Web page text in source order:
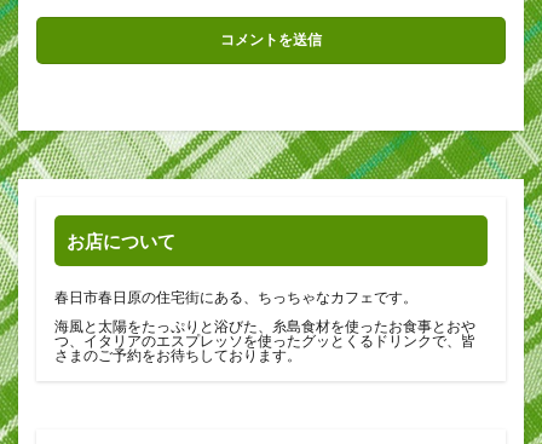
お店について
春日市春日原の住宅街にある、ちっちゃなカフェです。
海風と太陽をたっぷりと浴びた、糸島食材を使ったお食事とおや
つ、イタリアのエスプレッソを使ったグッとくるドリンクで、皆
さまのご予約をお待ちしております。